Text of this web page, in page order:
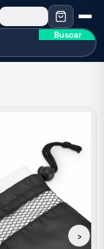
Buscar
›